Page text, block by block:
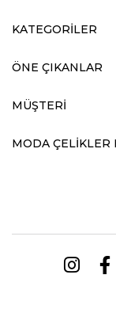
KATEGORİLER
ÖNE ÇIKANLAR
MÜŞTERİ
MODA ÇELİKLER